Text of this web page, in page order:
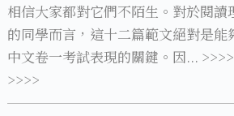
相信大家都對它們不陌生。對於閱讀
的同學而言，這十二篇範文絕對是能
中文卷一考試表現的關鍵。因...
>>>>